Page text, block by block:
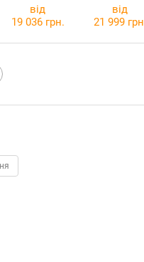
від
19 036 грн.
від
21 999